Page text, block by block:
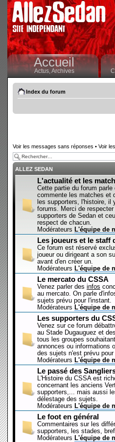
Accueil
Actus,Archives
Index du forum
Voir les messages sans réponses • Voir
ALLEZ SEDAN
L'actualité et les
Cette partie du forum
commente les matches et
les supporters, l'histoire, il
forums. Merci de
supporters de Sedan et
respect de chacun.
Modérateurs L'équipe de
Les joueurs et le staff
Ce forum est réservé
joueur ou dirigeant a son
avant d'en créer un.
Modérateurs L'équipe de
Le mercato du CSSA
Venez parler des infos
au mercato. On parle
sujets prévu pour l'instant.
Modérateurs L'équipe de
Les supporters du
Venez sur ce forum
au Stade Dugauguez et
tous les groupes
annonces ou informations
des sujets n'est prévu pour
Modérateurs L'équipe de
Le passé des
L'Histoire du CSSA est
concernant les anciens
supporters,... mais aussi
délestage des sujets.
Modérateurs L'équipe de
Le foot en général
Commentaires sur les
supporters, les stades,
Modérateurs L'équipe de